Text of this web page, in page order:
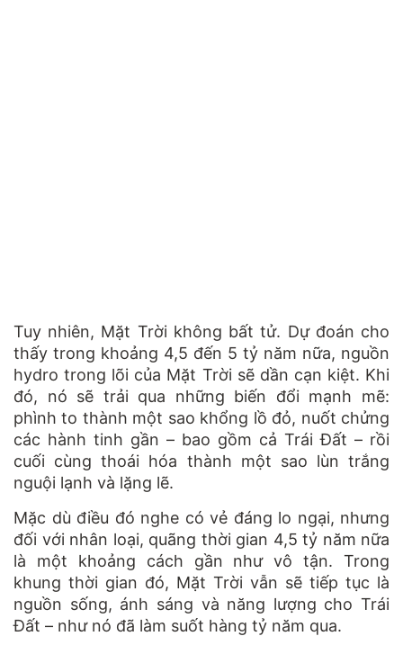
Tuy nhiên, Mặt Trời không bất tử. Dự đoán cho
thấy trong khoảng 4,5 đến 5 tỷ năm nữa, nguồn
hydro trong lõi của Mặt Trời sẽ dần cạn kiệt. Khi
đó, nó sẽ trải qua những biến đổi mạnh mẽ:
phình to thành một sao khổng lồ đỏ, nuốt chửng
các hành tinh gần – bao gồm cả Trái Đất – rồi
cuối cùng thoái hóa thành một sao lùn trắng
nguội lạnh và lặng lẽ.
Mặc dù điều đó nghe có vẻ đáng lo ngại, nhưng
đối với nhân loại, quãng thời gian 4,5 tỷ năm nữa
là một khoảng cách gần như vô tận. Trong
khung thời gian đó, Mặt Trời vẫn sẽ tiếp tục là
nguồn sống, ánh sáng và năng lượng cho Trái
Đất – như nó đã làm suốt hàng tỷ năm qua.